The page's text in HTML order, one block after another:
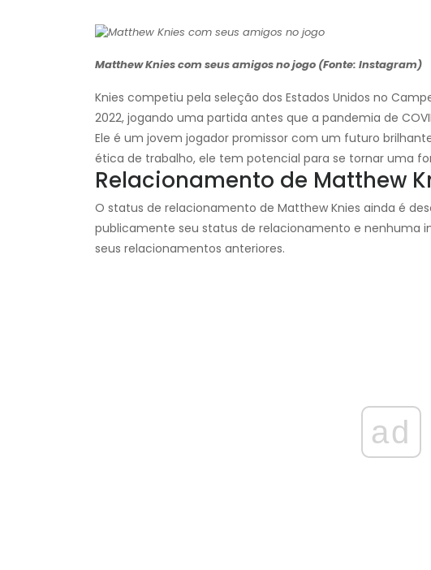
Matthew Knies com seus amigos no jogo (Fonte: Instagram)
Knies competiu pela seleção dos Estados Unidos no
2022, jogando uma partida antes que a pandemia de
Ele é um jovem jogador promissor com um futuro
ética de trabalho, ele tem potencial para se tornar uma
Relacionamento de Matthew
O status de relacionamento de Matthew Knies ainda é
publicamente seu status de relacionamento e nenhuma
seus relacionamentos anteriores.
ad